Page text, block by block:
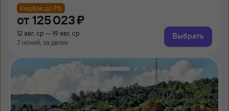
Кешбэк до 7%
от 125 ⁠023 ⁠₽
12 авг, ср — 19 авг, ср
7 ночей, за двоих
Выбрать